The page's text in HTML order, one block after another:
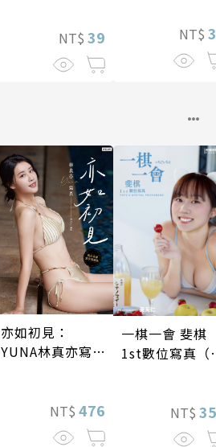
NT$ 39 NT$
亦如初見：
YUNA林真亦寫
NT$ 476
一棋一會 斐棋
1st數位寫真（
NT$